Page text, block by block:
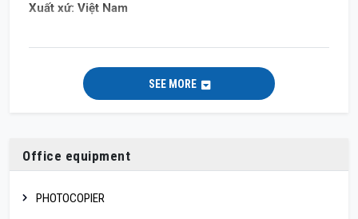
Xuất xứ: Việt Nam
SEE MORE
Office equipment
PHOTOCOPIER